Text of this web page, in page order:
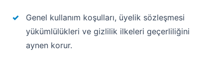
Genel kullanım koşulları, üyelik sözleşmesi
yükümlülükleri ve gizlilik ilkeleri geçerliliğini
aynen korur.